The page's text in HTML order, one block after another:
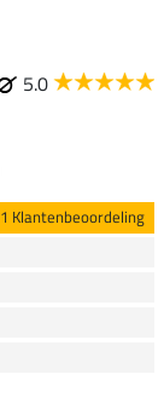
5.0
1 Klantenbeoordeling